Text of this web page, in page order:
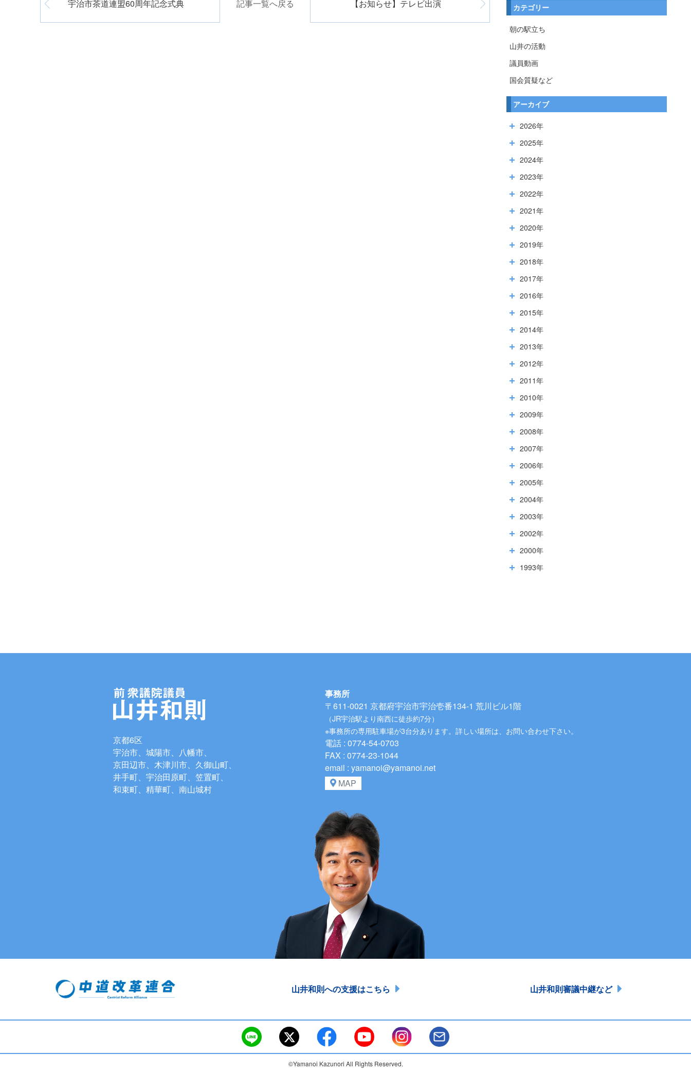
宇治市茶道連盟60周年記念式典 記事一覧へ戻る 【お知らせ】テレビ出演 カテゴリー
朝の駅立ち
山井の活動
議員動画
国会質疑など
アーカイブ
2026年
2025年
2024年
2023年
2022年
2021年
2020年
2019年
2018年
2017年
2016年
2015年
2014年
2013年
2012年
2011年
2010年
2009年
2008年
2007年
2006年
2005年
2004年
2003年
2002年
2000年
1993年
京都6区
宇治市、城陽市、八幡市、
京田辺市、木津川市、久御山町、
井手町、宇治田原町、笠置町、
和束町、精華町、南山城村
事務所
〒611-0021 京都府宇治市宇治壱番134-1 荒川ビル1階
（JR宇治駅より南西に徒歩約7分）
※事務所の専用駐車場が3台分あります。 詳しい場所は、お問い合わせ下さい。
電話 : 0774-54-0703
FAX : 0774-23-1044
email : yamanoi@yamanoi.net
MAP
山井和則への支援はこちら 山井和則審議中継など
©Yamanoi Kazunori All Rights Reserved.